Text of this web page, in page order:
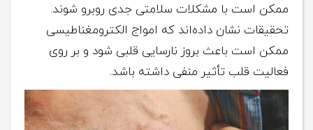
ممکن است با مشکلات سلامتی جدی روبرو شوند.
تحقیقات نشان داده‌اند که امواج الکترومغناطیسی
ممکن است باعث بروز نارسایی قلبی شود و بر روی
فعالیت قلب تأثیر منفی داشته باشد.